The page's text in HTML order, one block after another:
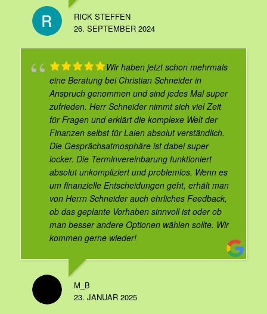
RICK STEFFEN
26. SEPTEMBER 2024
Wir haben jetzt schon mehrmals
eine Beratung bei Christian Schneider in
Anspruch genommen und sind jedes Mal super
zufrieden. Herr Schneider nimmt sich viel Zeit
für Fragen und erklärt die komplexe Welt der
Finanzen selbst für Laien absolut verständlich.
Die Gesprächsatmosphäre ist dabei super
locker. Die Terminvereinbarung funktioniert
absolut unkompliziert und problemlos. Wenn es
um finanzielle Entscheidungen geht, erhält man
von Herrn Schneider auch ehrliches Feedback,
ob das geplante Vorhaben sinnvoll ist oder ob
man besser andere Optionen wählen sollte. Wir
kommen gerne wieder!
M_B
23. JANUAR 2025